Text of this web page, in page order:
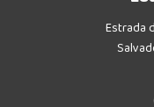
Estrada